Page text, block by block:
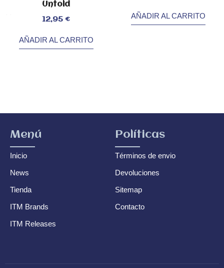
Untold
12,95 €
AÑADIR AL CARRITO
AÑADIR AL CARRITO
Menú
Inicio
News
Tienda
ITM Brands
ITM Releases
Políticas
Términos de envio
Devoluciones
Sitemap
Contacto